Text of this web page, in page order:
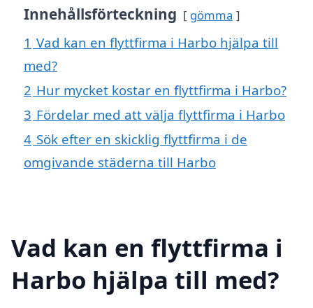
Innehållsförteckning gömma
1 Vad kan en flyttfirma i Harbo hjälpa till
med?
2 Hur mycket kostar en flyttfirma i Harbo?
3 Fördelar med att välja flyttfirma i Harbo
4 Sök efter en skicklig flyttfirma i de
omgivande städerna till Harbo
Vad kan en flyttfirma i
Harbo hjälpa till med?